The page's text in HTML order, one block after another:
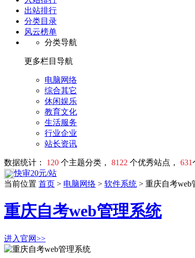
出站排行
分类目录
风云榜单
分类导航
更多栏目导航
电脑网络
综合其它
休闲娱乐
教育文化
生活服务
行业企业
站长资讯
数据统计： 120 个主题分类， 8122 个优秀站点， 631
快审20元/站
当前位置 首页 > 电脑网络 > 软件系统 > 重庆自考web
重庆自考web管理系统
进入官网>>